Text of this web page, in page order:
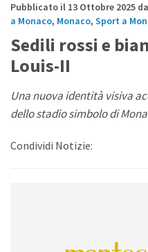
Pubblicato il 13 Ottobre 2025
a Monaco, Monaco, Sport a
Sedili rossi e
Louis-II
Una nuova identità visiva
dello stadio simbolo di
Condividi Notizie: